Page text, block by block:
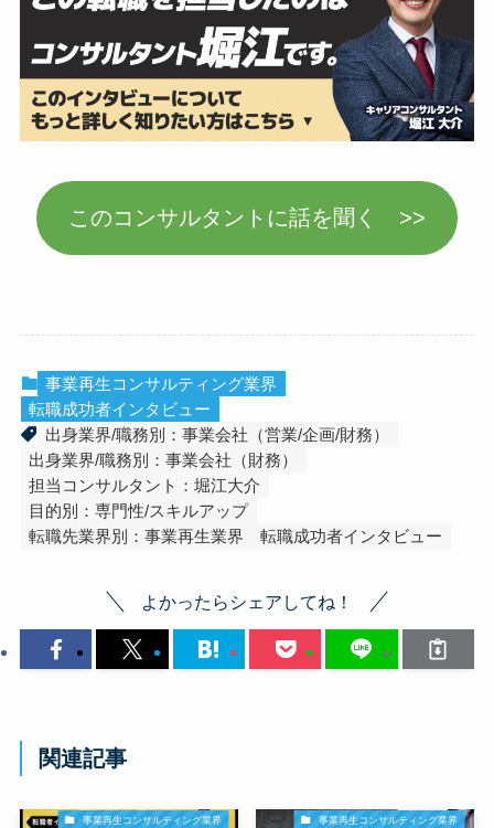
このコンサルタントに話を聞く >>
事業再生コンサルティング業界
転職成功者インタビュー
出身業界/職務別：事業会社（営業/企画/財務）
出身業界/職務別：事業会社（財務）
担当コンサルタント：堀江大介
目的別：専門性/スキルアップ
転職先業界別：事業再生業界
転職成功者インタビュー
よかったらシェアしてね！
関連記事
事業再生コンサルティング業界 事業再生コンサルティング業界